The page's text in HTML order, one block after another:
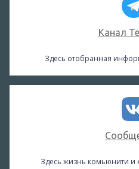
Канал
Здесь отобранная
Здесь жизнь комьюнити и